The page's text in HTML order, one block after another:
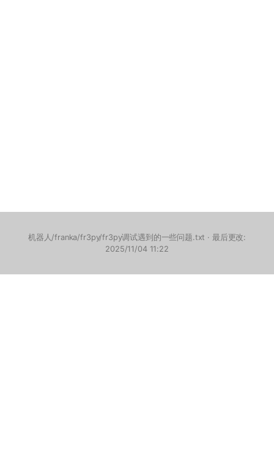
机器人/franka/fr3py/fr3py调试遇到的一些问题.txt · 最后更改:
2025/11/04 11:22